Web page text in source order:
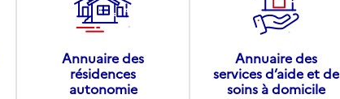
Annuaire des
résidences
autonomie
Annuaire des
services d’aide et de
soins à domicile